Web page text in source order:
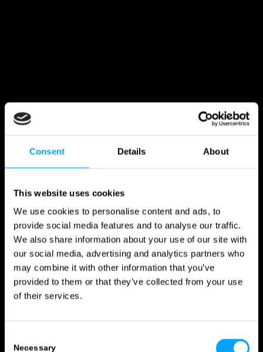
Consent Details About
This website uses cookies
We use cookies to personalise content and ads, to
provide social media features and to analyse our traffic.
We also share information about your use of our site with
our social media, advertising and analytics partners who
may combine it with other information that you’ve
provided to them or that they’ve collected from your use
of their services.
Necessary